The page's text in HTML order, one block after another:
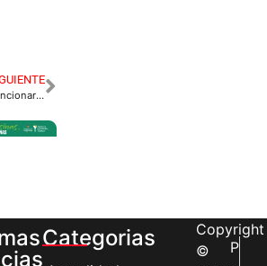
100 funcionarios de la secretaría de salud irán casa a casa realizando tamizaje.
Categorias
Copyright
©
P